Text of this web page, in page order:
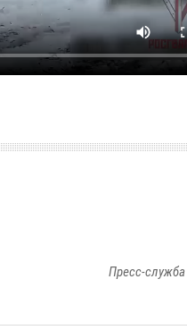
Пресс-служба